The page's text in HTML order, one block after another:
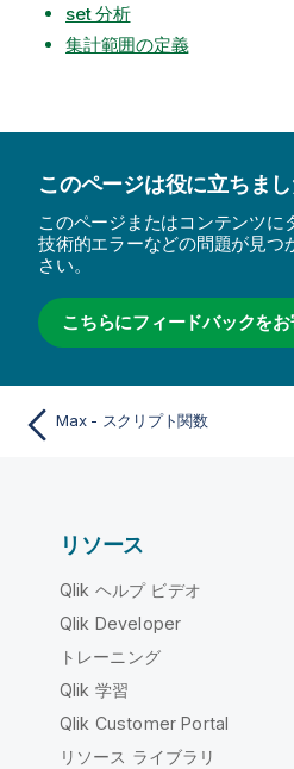
set 分析
集計範囲の定義
このページは役に立ちま
このページまたはコンテンツに
技術的エラーなどの問題が見つ
さい。
こちらにフィードバックを
Max - スクリプト関数
リソース
Qlik ヘルプ ビデオ
Qlik Developer
トレーニング
Qlik 学習
Qlik Customer Portal
リソース ライブラリ